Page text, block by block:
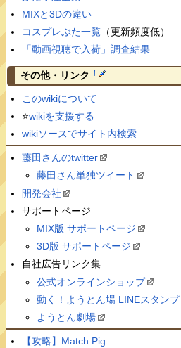
MIXと3Dの違い
コスプレぶた一覧（更新頻度低）
「動画視聴で入荷」調査結果
その他・リンク †
このwikiについて
⭐️wikiを支援する
wikiソースでサイト内検索
藤田さんのtwitter
藤田さん単独ツイート
開発会社
サポートページ
MIX版 サポートページ
3D版 サポートページ
自社広告リンク集
公式オンラインショップ
動く！ようとん場 LINEスタンプ
ようとん劇場
【攻略】Match Pig